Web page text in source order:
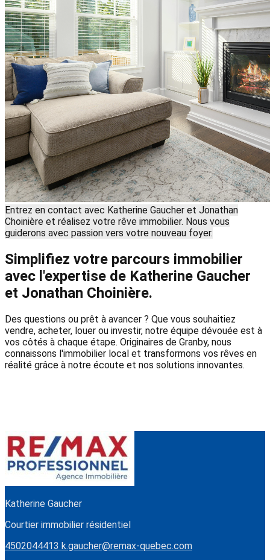
Entrez en contact avec Katherine Gaucher et Jonathan
Choinière et réalisez votre rêve immobilier. Nous vous
guiderons avec passion vers votre nouveau foyer.
Simplifiez votre parcours immobilier
avec l'expertise de Katherine Gaucher
et Jonathan Choinière.
Des questions ou prêt à avancer ? Que vous souhaitiez
vendre, acheter, louer ou investir, notre équipe dévouée est à
vos côtés à chaque étape. Originaires de Granby, nous
connaissons l'immobilier local et transformons vos rêves en
réalité grâce à notre écoute et nos solutions innovantes.
Katherine Gaucher
Courtier immobilier résidentiel
4502044413 k.gaucher@remax-quebec.com